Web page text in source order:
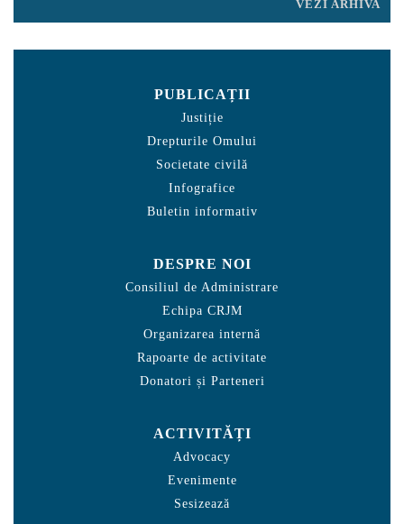
VEZI ARHIVA
PUBLICAȚII
Justiție
Drepturile Omului
Societate civilă
Infografice
Buletin informativ
DESPRE NOI
Consiliul de Administrare
Echipa CRJM
Organizarea internă
Rapoarte de activitate
Donatori și Parteneri
ACTIVITĂȚI
Advocacy
Evenimente
Sesizează